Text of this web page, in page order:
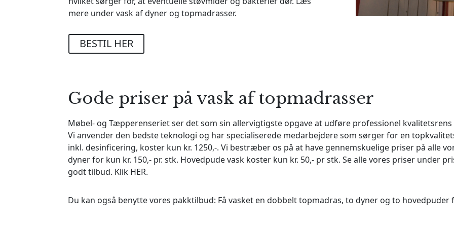
mere undervask af dyner og topmadrasser.
BESTIL HER
Gode priser på vask af topmadrasser
Møbel- og Tæpperenseriet ser det som sin allervigtigste opgave at udføre professionel
Vi anvender den bedste teknologi og har specialiserede medarbejdere som sørger for en
inkl. desinficering, koster kun kr. 1250,-. Vi bestræber os på at have gennemskuelige priser på alle
dyner for kun kr. 150,- pr. stk. Hovedpude vask koster kun kr. 50,- pr stk. Se alle vores priser under
godt tilbud. Klik HER.
Du kan også benytte vores pakktilbud: Få vasket en dobbelt topmadras, to dyner og to hovedpuder